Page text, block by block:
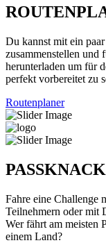
Du kannst mit ein
zusammenstellen und
herunterladen um für
perfekt vorbereitet zu
Routenplaner
Fahre eine Challenge
Teilnehmern oder mit
Wer fährt am meisten
einem Land?